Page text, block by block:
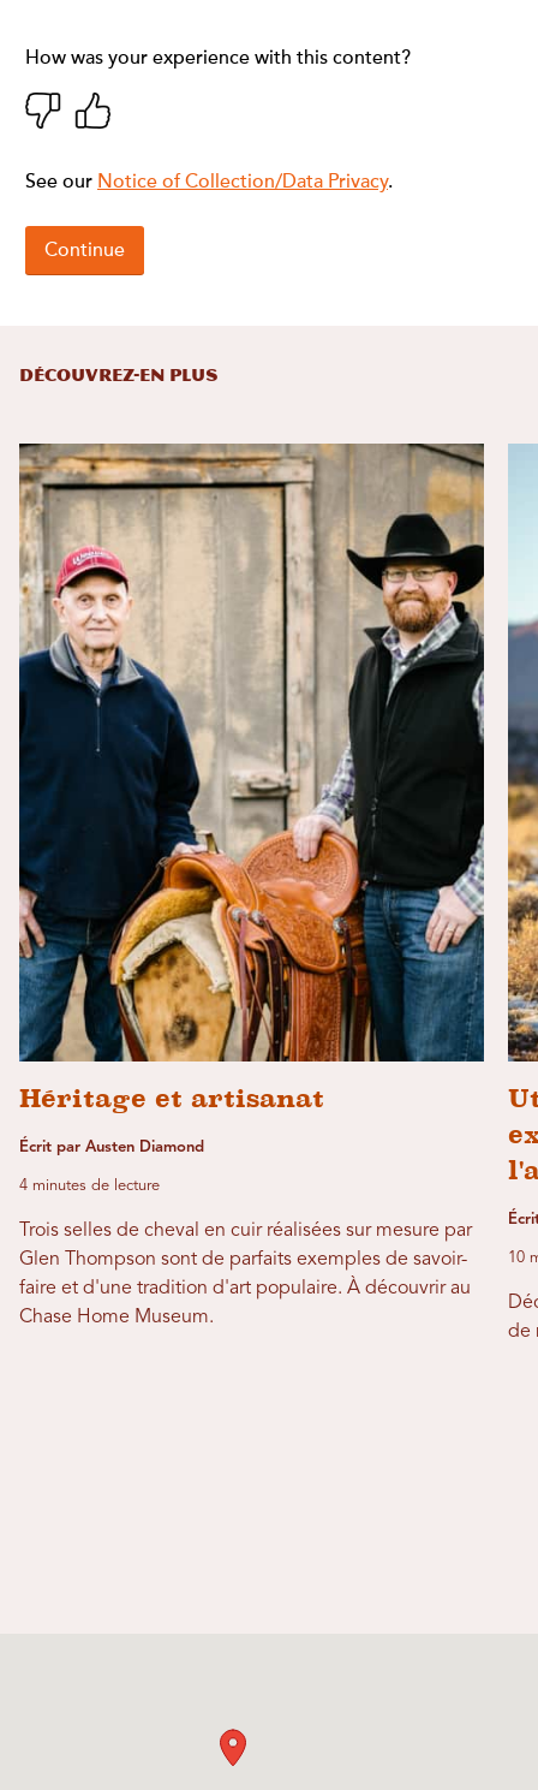
DÉCOUVREZ-EN PLUS
Héritage et artisanat
Écrit par Austen Diamond
4 minutes de lecture
Trois selles de cheval en cuir réalisées sur mesure par
Glen Thompson sont de parfaits exemples de savoir-
faire et d'une tradition d'art populaire. À découvrir au
Chase Home Museum.
10
de